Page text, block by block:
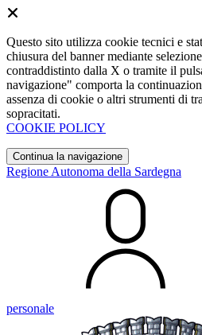
Questo sito utilizza cookie tecnici e
chiusura del banner mediante
contraddistinto dalla X o tramite il
navigazione" comporta la
assenza di cookie o altri strumenti di
sopracitati.
COOKIE POLICY
Continua la navigazione
Regione Autonoma della Sardegna
personale